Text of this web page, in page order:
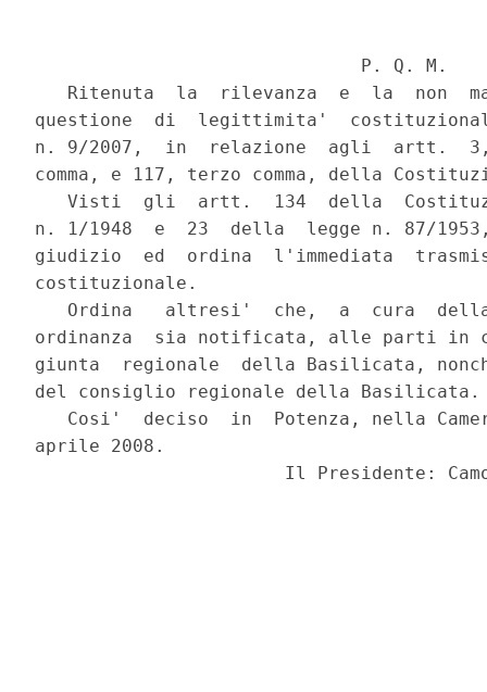
                              P. Q. M.
Ritenuta  la  rilevanza  e  la  non
questione  di  legittimita'
n. 9/2007,  in  relazione  agli  artt.  3,
comma, e 117, terzo comma, della
Visti  gli  artt.  134  della
n. 1/1948  e  23  della  legge n. 87/
giudizio  ed  ordina  l'immediata
costituzionale.
Ordina   altresi'  che,  a  cura
ordinanza  sia notificata, alle parti in
giunta  regionale  della Basilicata,
del consiglio regionale della Basilicata.
Cosi'  deciso  in  Potenza, nella
aprile 2008.
Il Presidente: